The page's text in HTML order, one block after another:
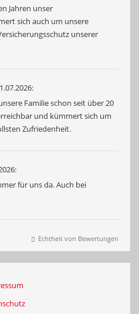
Jahren unser
sich auch um unsere
unserer
Familie schon seit über 20
und kümmert sich um
Zufriedenheit.
für uns da. Auch bei
Echtheit von Bewertungen